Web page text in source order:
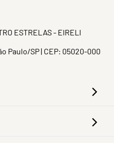
ESTRELAS - EIRELI
Paulo/SP | CEP: 05020-000